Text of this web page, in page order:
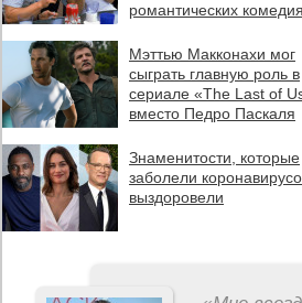
романтических
Мэттью Макконахи мог
сыграть главную роль в
сериале «The Last of
вместо Педро Паскаля
Знаменитости, которые
заболели
выздоровели